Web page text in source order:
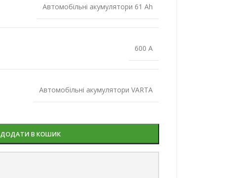
Автомобільні акумулятори 61 Ah
600 A
Автомобільні акумулятори VARTA
ДОДАТИ В КОШИК